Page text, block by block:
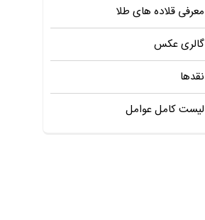
معرفی قلاده های طلا
گالری عکس
نقدها
لیست کامل عوامل